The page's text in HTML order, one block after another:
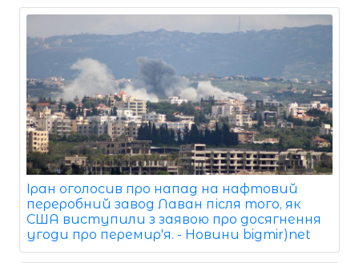
Іран оголосив про напад на нафтовий
переробний завод Лаван після того, як
США виступили з заявою про досягнення
угоди про перемир'я. - Новини bigmir)net